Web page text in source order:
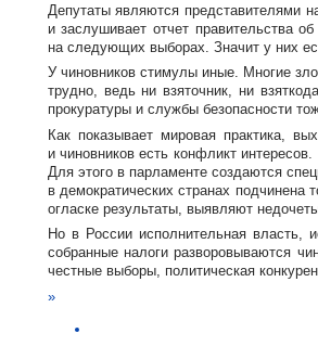
Депутаты являются представителями
и заслушивает отчет правительства
на следующих выборах. Значит у них
У чиновников стимулы иные. Многие
трудно, ведь ни взяточник, ни
прокуратуры и службы безопасности
Как показывает мировая практика,
и чиновников есть конфликт
Для этого в парламенте создаются
в демократических странах подчинена
огласке результаты, выявляют
Но в России исполнительная власть,
собранные налоги разворовываются
честные выборы, политическая
»